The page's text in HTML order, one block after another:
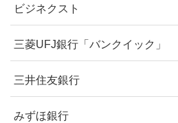
ビジネクスト
三菱UFJ銀行「バンクイック」
三井住友銀行
みずほ銀行